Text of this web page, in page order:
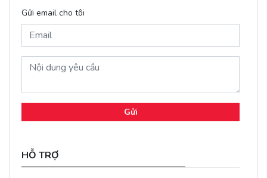
Gửi email cho tôi
Gửi
HỖ TRỢ